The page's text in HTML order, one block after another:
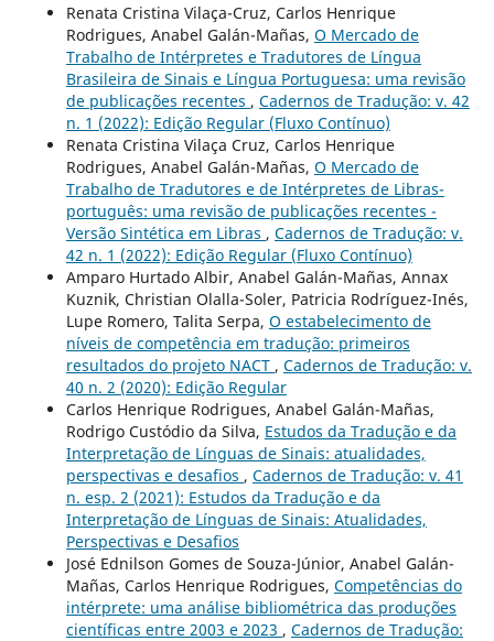
Renata Cristina Vilaça-Cruz, Carlos Henrique
Rodrigues, Anabel Galán-Mañas, O Mercado de
Trabalho de Intérpretes e Tradutores de Língua
Brasileira de Sinais e Língua Portuguesa: uma revisão
de publicações recentes , Cadernos de Tradução: v. 42
n. 1 (2022): Edição Regular (Fluxo Contínuo)
Renata Cristina Vilaça Cruz, Carlos Henrique
Rodrigues, Anabel Galán-Mañas, O Mercado de
Trabalho de Tradutores e de Intérpretes de Libras-
português: uma revisão de publicações recentes -
Versão Sintética em Libras , Cadernos de Tradução: v.
42 n. 1 (2022): Edição Regular (Fluxo Contínuo)
Amparo Hurtado Albir, Anabel Galán-Mañas, Annax
Kuznik, Christian Olalla-Soler, Patricia Rodríguez-Inés,
Lupe Romero, Talita Serpa, O estabelecimento de
níveis de competência em tradução: primeiros
resultados do projeto NACT , Cadernos de Tradução: v.
40 n. 2 (2020): Edição Regular
Carlos Henrique Rodrigues, Anabel Galán-Mañas,
Rodrigo Custódio da Silva, Estudos da Tradução e da
Interpretação de Línguas de Sinais: atualidades,
perspectivas e desafios , Cadernos de Tradução: v. 41
n. esp. 2 (2021): Estudos da Tradução e da
Interpretação de Línguas de Sinais: Atualidades,
Perspectivas e Desafios
José Ednilson Gomes de Souza-Júnior, Anabel Galán-
Mañas, Carlos Henrique Rodrigues, Competências do
intérprete: uma análise bibliométrica das produções
científicas entre 2003 e 2023 , Cadernos de Tradução: